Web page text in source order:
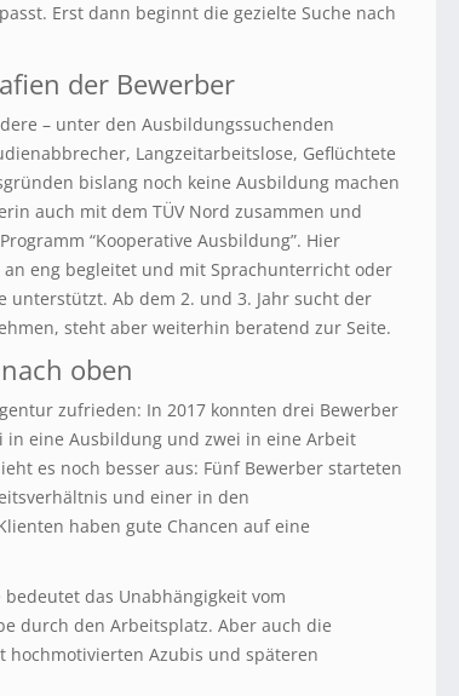
Erst dann beginnt die gezielte Suche nach
der Bewerber
– unter den Ausbildungssuchenden
Langzeitarbeitslose, Geflüchtete
bislang noch keine Ausbildung machen
auch mit dem TÜV Nord zusammen und
“Kooperative Ausbildung”. Hier
eng begleitet und mit Sprachunterricht oder
unterstützt. Ab dem 2. und 3. Jahr sucht der
steht aber weiterhin beratend zur Seite.
oben
zufrieden: In 2017 konnten drei Bewerber
eine Ausbildung und zwei in eine Arbeit
es noch besser aus: Fünf Bewerber starteten
und einer in den
haben gute Chancen auf eine
das Unabhängigkeit vom
durch den Arbeitsplatz. Aber auch die
Azubis und späteren